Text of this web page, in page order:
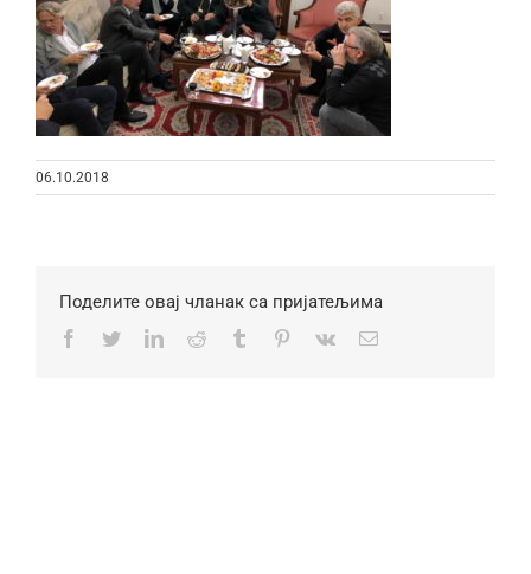
06.10.2018
Поделите овај чланак са пријатељима
Facebook
TwitterLinkedInReddit Tumblr Pinterest
Vk Email